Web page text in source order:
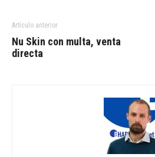
Artículo anterior
Nu Skin con multa, venta
directa